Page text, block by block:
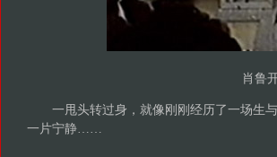
肖鲁
一甩头转过身，就像刚刚经历了一场生与
一片宁静……